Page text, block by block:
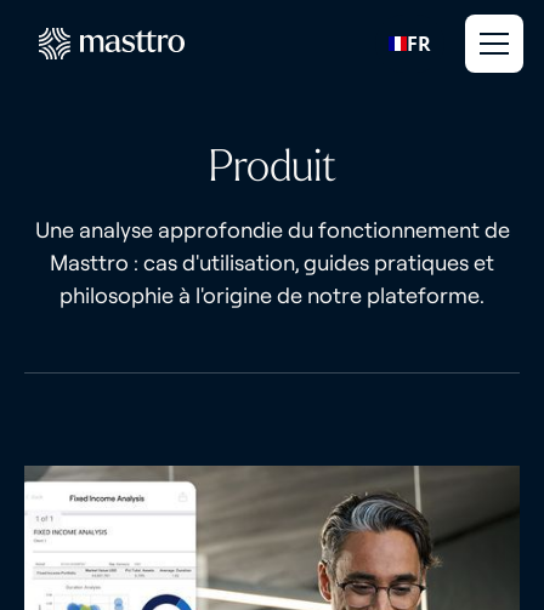
FR
Produit
Une analyse approfondie du fonctionnement de
Masttro : cas d'utilisation, guides pratiques et
philosophie à l'origine de notre plateforme.